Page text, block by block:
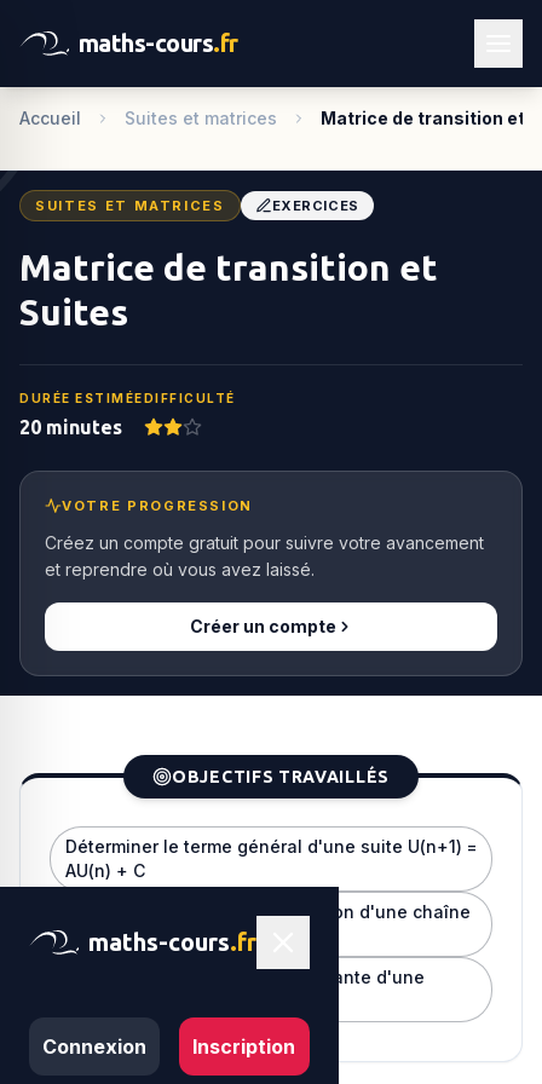
maths-cours.fr
maths-cours.fr
Connexion Inscription
Accueil Suites et matrices Matrice de transition et
SUITES ET MATRICES EXERCICES
Matrice de transition et
Suites
DURÉE ESTIMÉE
20 minutes
DIFFICULTÉ
VOTRE PROGRESSION
Créez un compte gratuit pour suivre votre avancement
et reprendre où vous avez laissé.
Créer un compte
OBJECTIFS TRAVAILLÉS
Déterminer le terme général d'une suite U(n+1) =
AU(n) + C
Construire la matrice de transition d'une chaîne
de Markov
Déterminer la distribution invariante d'une